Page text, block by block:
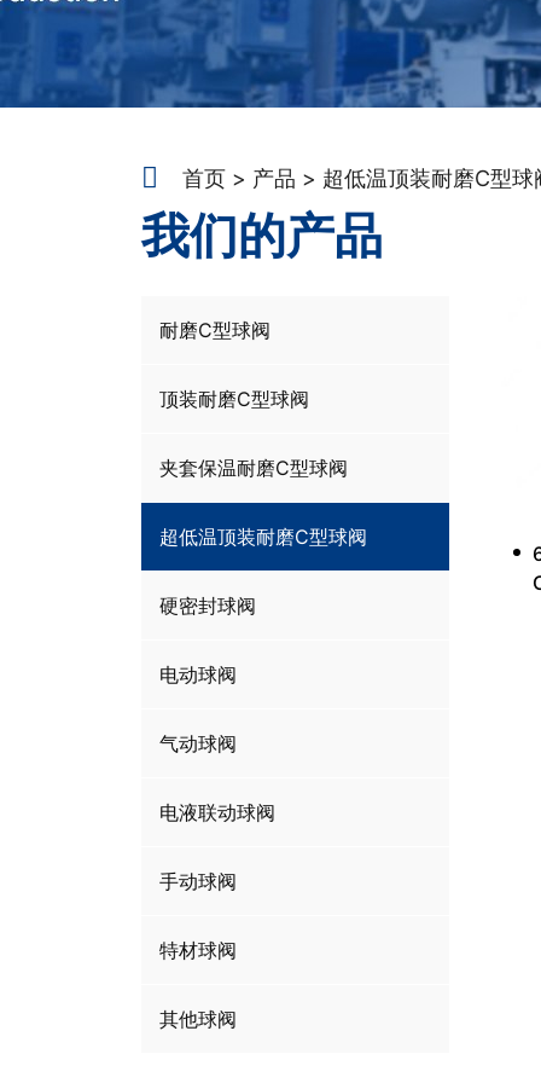
首页 产品 超低温顶装耐磨C型球
我们的产品
耐磨C型球阀
顶装耐磨C型球阀
夹套保温耐磨C型球阀
超低温顶装耐磨C型球阀
硬密封球阀
电动球阀
气动球阀
电液联动球阀
手动球阀
特材球阀
其他球阀